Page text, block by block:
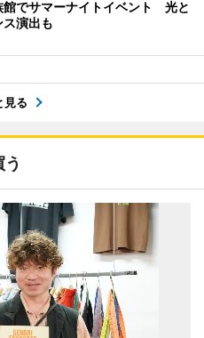
館でサマーナイトイベント 光と
演出も
見る
う